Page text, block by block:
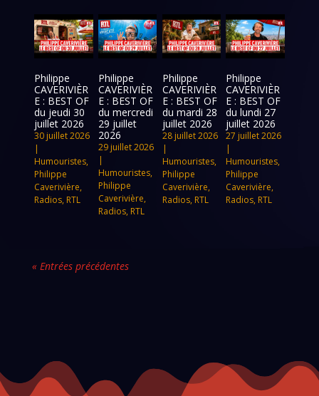
Philippe
CAVERIVIÈR
E : BEST OF
du jeudi 30
juillet 2026
30 juillet 2026
|
Humouristes,
Philippe
Caverivière,
Radios, RTL
Philippe
CAVERIVIÈR
E : BEST OF
du mercredi
29 juillet
2026
29 juillet 2026
|
Humouristes,
Philippe
Caverivière,
Radios, RTL
Philippe
CAVERIVIÈR
E : BEST OF
du mardi 28
juillet 2026
28 juillet 2026
|
Humouristes,
Philippe
Caverivière,
Radios, RTL
Philippe
CAVERIVIÈR
E : BEST OF
du lundi 27
juillet 2026
27 juillet 2026
|
Humouristes,
Philippe
Caverivière,
Radios, RTL
« Entrées précédentes